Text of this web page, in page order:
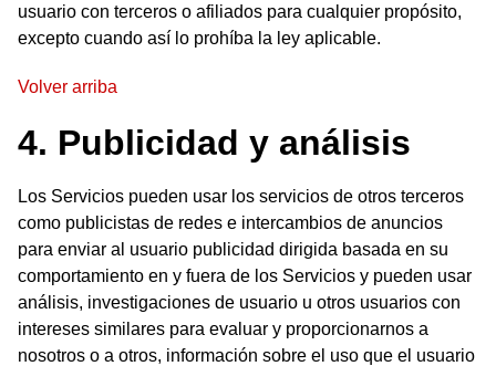
usuario con terceros o afiliados para cualquier propósito,
excepto cuando así lo prohíba la ley aplicable.
Volver arriba
4. Publicidad y análisis
Los Servicios pueden usar los servicios de otros terceros
como publicistas de redes e intercambios de anuncios
para enviar al usuario publicidad dirigida basada en su
comportamiento en y fuera de los Servicios y pueden usar
análisis, investigaciones de usuario u otros usuarios con
intereses similares para evaluar y proporcionarnos a
nosotros o a otros, información sobre el uso que el usuario